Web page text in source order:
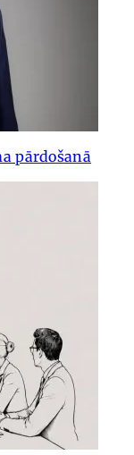
pārdošanā